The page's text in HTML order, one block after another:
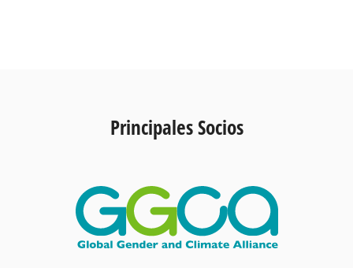
Principales Socios